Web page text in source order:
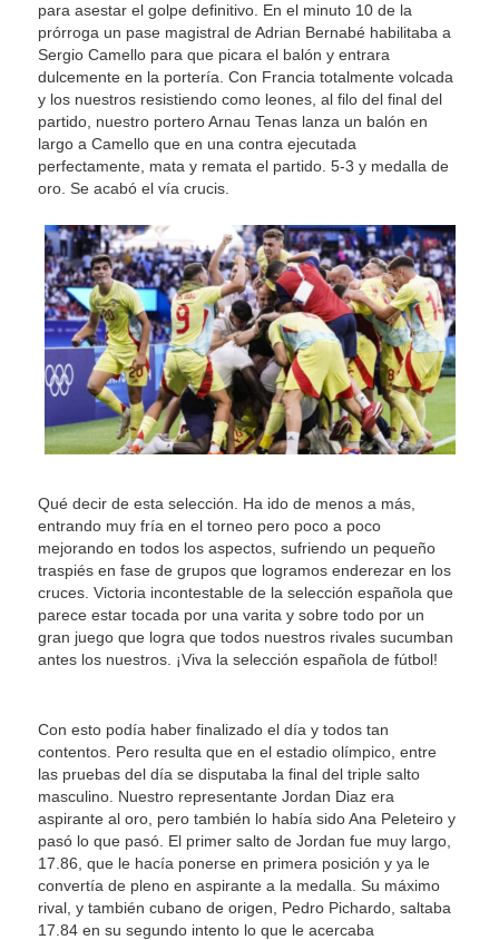
para asestar el golpe definitivo. En el minuto 10 de la
prórroga un pase magistral de Adrian Bernabé habilitaba a
Sergio Camello para que picara el balón y entrara
dulcemente en la portería. Con Francia totalmente volcada
y los nuestros resistiendo como leones, al filo del final del
partido, nuestro portero Arnau Tenas lanza un balón en
largo a Camello que en una contra ejecutada
perfectamente, mata y remata el partido. 5-3 y medalla de
oro. Se acabó el vía crucis.
Qué decir de esta selección. Ha ido de menos a más,
entrando muy fría en el torneo pero poco a poco
mejorando en todos los aspectos, sufriendo un pequeño
traspiés en fase de grupos que logramos enderezar en los
cruces. Victoria incontestable de la selección española que
parece estar tocada por una varita y sobre todo por un
gran juego que logra que todos nuestros rivales sucumban
antes los nuestros. ¡Viva la selección española de fútbol!
Con esto podía haber finalizado el día y todos tan
contentos. Pero resulta que en el estadio olímpico, entre
las pruebas del día se disputaba la final del triple salto
masculino. Nuestro representante Jordan Diaz era
aspirante al oro, pero también lo había sido Ana Peleteiro y
pasó lo que pasó. El primer salto de Jordan fue muy largo,
17.86, que le hacía ponerse en primera posición y ya le
convertía de pleno en aspirante a la medalla. Su máximo
rival, y también cubano de origen, Pedro Pichardo, saltaba
17.84 en su segundo intento lo que le acercaba